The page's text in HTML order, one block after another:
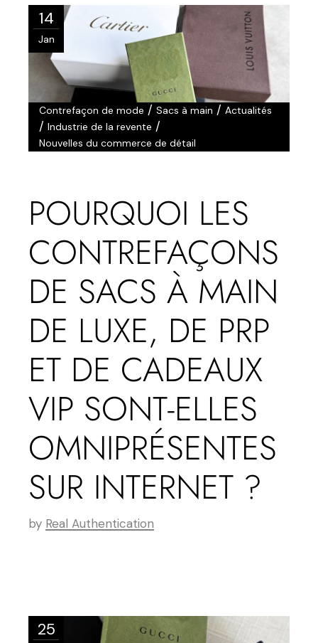
14
Jan
Contrefaçon de mode /Sacs à main /Actualités
/Industrie de la revente /
Nouvelles du commerce de détail
POURQUOI LES
CONTREFAÇONS
DE SACS À MAIN
DE LUXE, DE PRP
ET DE CADEAUX
VIP SONT-ELLES
OMNIPRÉSENTES
SUR INTERNET ?
by Real Authentication
25